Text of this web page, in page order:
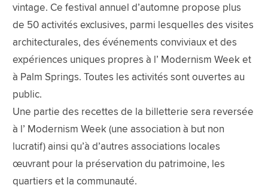
vintage. Ce festival annuel d’automne propose plus
de 50 activités exclusives, parmi lesquelles des visites
architecturales, des événements conviviaux et des
expériences uniques propres à l’ Modernism Week et
à Palm Springs. Toutes les activités sont ouvertes au
public.
Une partie des recettes de la billetterie sera reversée
à l’ Modernism Week (une association à but non
lucratif) ainsi qu’à d’autres associations locales
œuvrant pour la préservation du patrimoine, les
quartiers et la communauté.